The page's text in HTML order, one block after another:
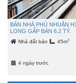
BÁN NHÀ PHÚ NHUẬN
LONG GẤP BÁN 6.2 TỶ.
Nhà đất bán 45m2
4 ngày trước